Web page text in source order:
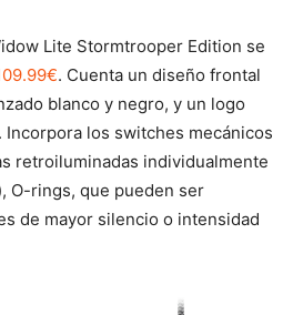
Lite Stormtrooper Edition se
. Cuenta un diseño frontal
blanco y negro, y un logo
Incorpora los switches mecánicos
retroiluminadas individualmente
O-rings, que pueden ser
de mayor silencio o intensidad